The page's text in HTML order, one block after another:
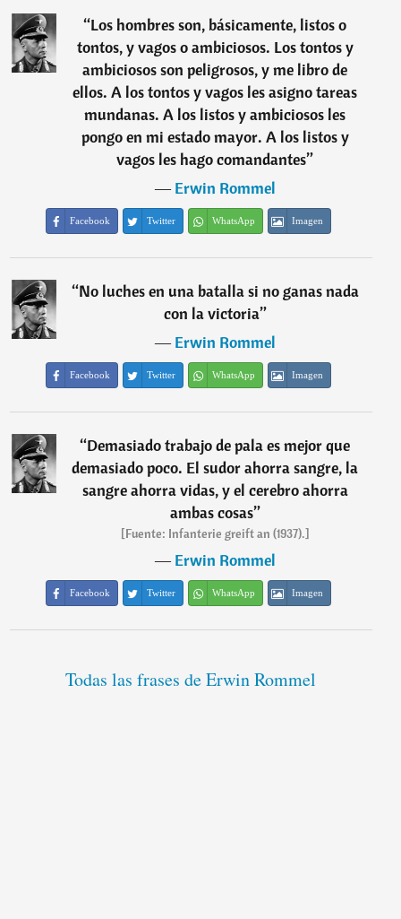
“Los hombres son, básicamente, listos o
tontos, y vagos o ambiciosos. Los tontos y
ambiciosos son peligrosos, y me libro de
ellos. A los tontos y vagos les asigno tareas
mundanas. A los listos y ambiciosos les
pongo en mi estado mayor. A los listos y
vagos les hago comandantes”
―Erwin Rommel
Facebook Twitter WhatsApp Imagen
“No luches en una batalla si no ganas nada
con la victoria”
―Erwin Rommel
Facebook Twitter WhatsApp Imagen
“Demasiado trabajo de pala es mejor que
demasiado poco. El sudor ahorra sangre, la
sangre ahorra vidas, y el cerebro ahorra
ambas cosas”
[Fuente: Infanterie greift an (1937).]
―Erwin Rommel
Facebook Twitter WhatsApp Imagen
Todas las frases de Erwin Rommel